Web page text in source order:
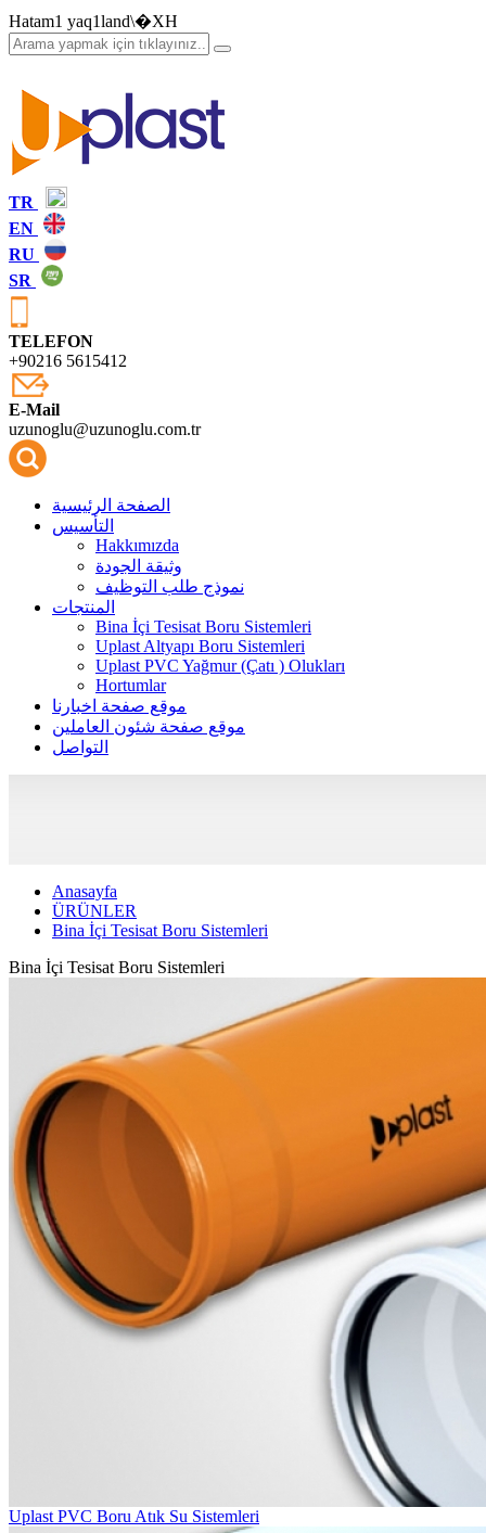
Hatam1 yaq1land\�XH
TR
EN
RU
SR
TELEFON
+90216 5615412
E-Mail
uzunoglu@uzunoglu.com.tr
الصفحة الرئيسية
التأسيس
Hakkımızda
وثيقة الجودة
نموذج طلب التوظيف
المنتجات
Bina İçi Tesisat Boru Sistemleri
Uplast Altyapı Boru Sistemleri
Uplast PVC Yağmur (Çatı ) Olukları
Hortumlar
موقع صفحة اخبارنا
موقع صفحة شئون العاملين
التواصل
Anasayfa
ÜRÜNLER
Bina İçi Tesisat Boru Sistemleri
Bina İçi Tesisat Boru Sistemleri
Uplast PVC Boru Atık Su Sistemleri